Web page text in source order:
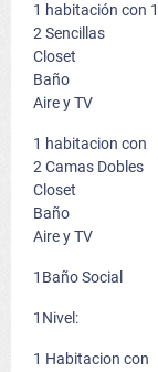
1 habitación con
2 Sencillas
Closet
Baño
Aire y TV
1 habitacion con
2 Camas Dobles
Closet
Baño
Aire y TV
1Baño Social
1Nivel:
1 Habitacion con